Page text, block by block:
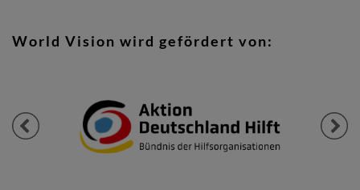
World Vision wird gefördert von:
Previous Next